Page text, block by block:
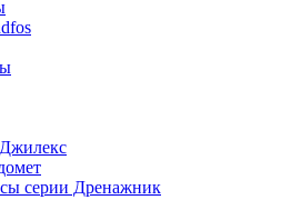
серии Дренажник